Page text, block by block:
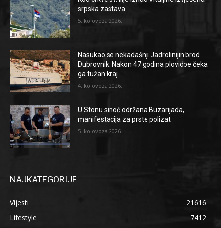
srpska zastava
5. kolovoza 2026.
Nasukao se nekadašnji Jadrolinijin brod
Dubrovnik. Nakon 47 godina plovidbe čeka
ga tužan kraj
4. kolovoza 2026.
U Stonu sinoć održana Buzarijada,
manifestacija za prste polizat
5. kolovoza 2026.
NAJKATEGORIJE
Vijesti
21616
Lifestyle
7412